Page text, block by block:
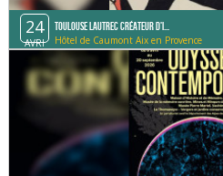
24
AVRI
Toulouse Lautrec créateur d'i...
Hôtel de Caumont Aix en Provence